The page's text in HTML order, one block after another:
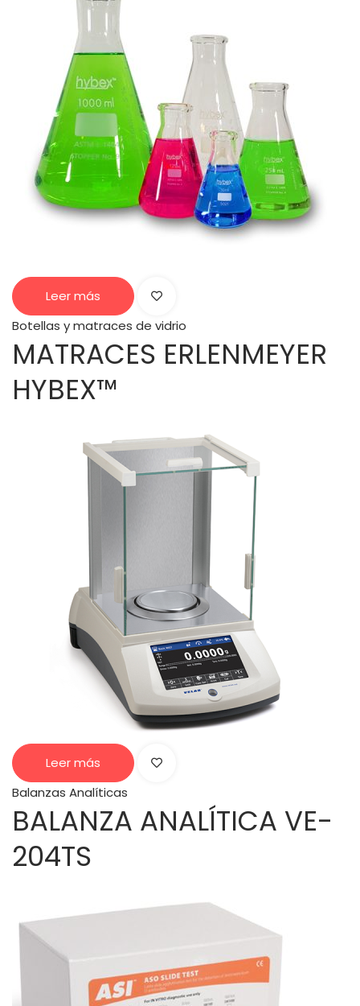
Leer más
Botellas y matraces de vidrio
MATRACES ERLENMEYER
HYBEX™
Leer más
Balanzas Analíticas
BALANZA ANALÍTICA VE-
204TS